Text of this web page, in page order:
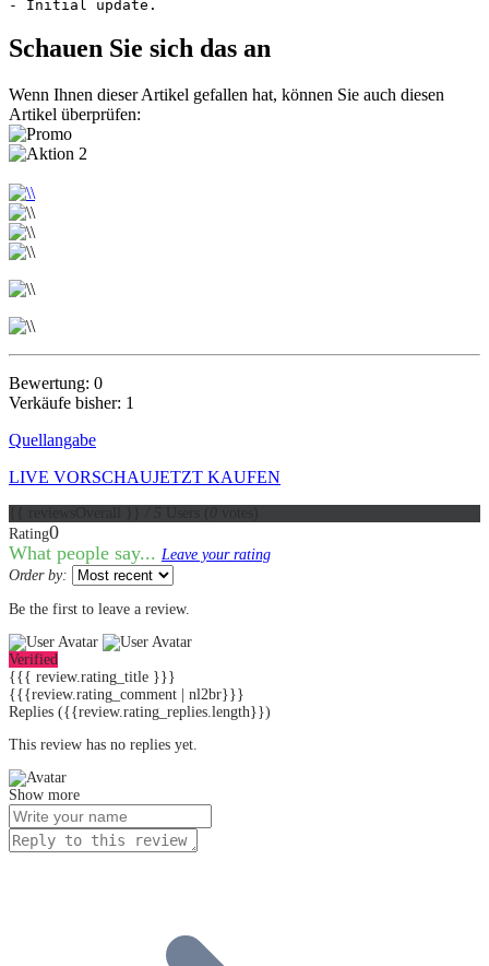
Schauen Sie sich das an
Wenn Ihnen dieser Artikel gefallen hat, können Sie auch diesen
Artikel überprüfen:
Bewertung: 0
Verkäufe bisher: 1
Quellangabe
LIVE VORSCHAUJETZT KAUFEN
Rating0
What people say... Leave your rating
Order by:
Be the first to leave a review.
Verified
{{{ review.rating_title }}}
{{{review.rating_comment | nl2br}}}
Replies ({{review.rating_replies.length}})
This review has no replies yet.
Show more